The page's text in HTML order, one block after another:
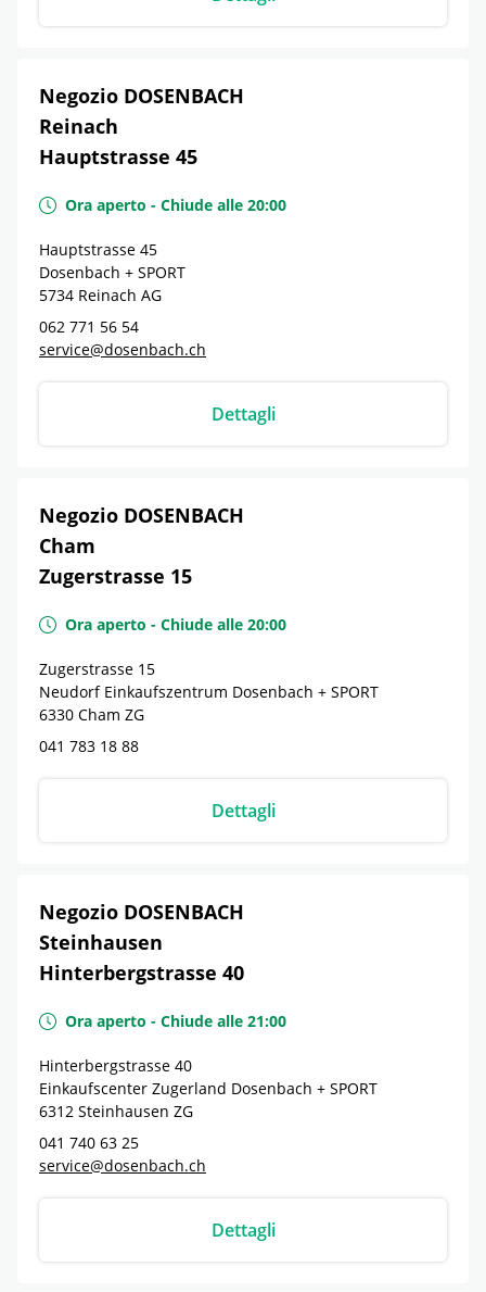
Negozio DOSENBACH
Reinach
Hauptstrasse 45
Ora aperto - Chiude alle 20:00
Hauptstrasse 45
Dosenbach + SPORT
5734 Reinach AG
062 771 56 54
service@dosenbach.ch
Dettagli
Negozio DOSENBACH
Cham
Zugerstrasse 15
Ora aperto - Chiude alle 20:00
Zugerstrasse 15
Neudorf Einkaufszentrum Dosenbach + SPORT
6330 Cham ZG
041 783 18 88
Dettagli
Negozio DOSENBACH
Steinhausen
Hinterbergstrasse 40
Ora aperto - Chiude alle 21:00
Hinterbergstrasse 40
Einkaufscenter Zugerland Dosenbach + SPORT
6312 Steinhausen ZG
041 740 63 25
service@dosenbach.ch
Dettagli